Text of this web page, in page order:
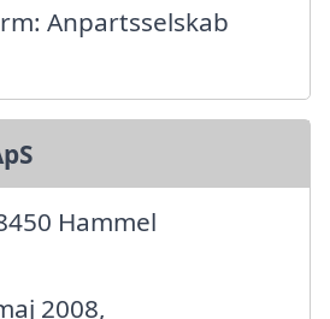
Anpartsselskab
Hammel
2008,